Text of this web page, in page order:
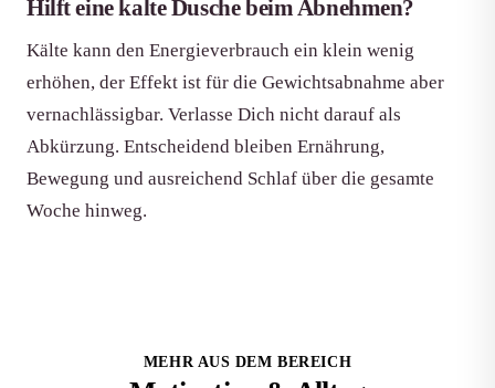
Hilft eine kalte Dusche beim Abnehmen?
Kälte kann den Energieverbrauch ein klein wenig
erhöhen, der Effekt ist für die Gewichtsabnahme aber
vernachlässigbar. Verlasse Dich nicht darauf als
Abkürzung. Entscheidend bleiben Ernährung,
Bewegung und ausreichend Schlaf über die gesamte
Woche hinweg.
MEHR AUS DEM BEREICH